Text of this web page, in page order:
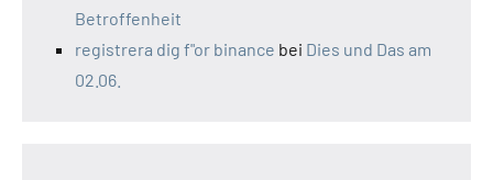
Betroffenheit
registrera dig f"or binance bei Dies und Das am
02.06.